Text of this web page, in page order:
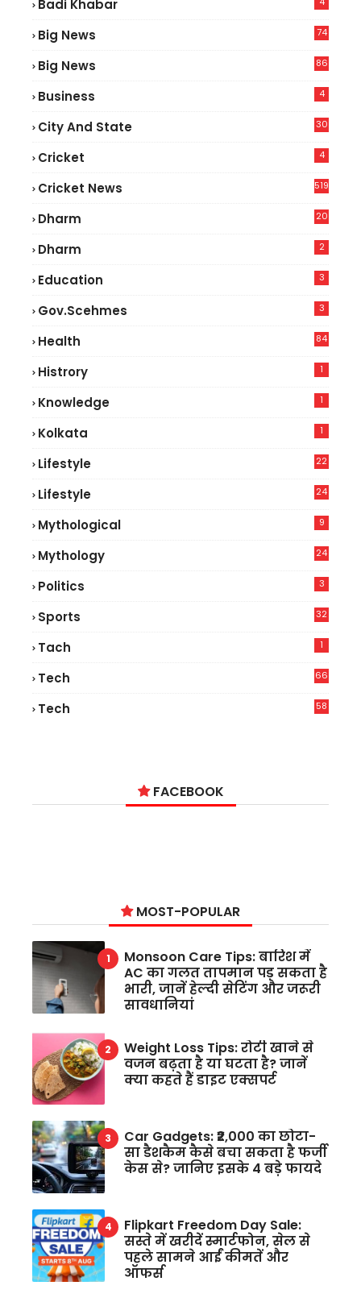
Badi Khabar
Big News
74
Big News
86
Business 4
City And State 30
Cricket 4
Cricket News 519
Dharm 20
Dharm 2
Education 3
Gov.scehmes 3
Health
84
Histrory 1
Knowledge 1
Kolkata 1
Lifestyle
22
Lifestyle
24
Mythological 9
Mythology 24
Politics 3
Sports 32
Tach 1
Tech
66
Tech
58
FACEBOOK
MOST-POPULAR
Monsoon Care Tips: बारिश में
AC का गलत तापमान पड़ सकता है
भारी, जानें हेल्दी सेटिंग और जरूरी
सावधानियां
Weight Loss Tips: रोटी खाने से
वजन बढ़ता है या घटता है? जानें
क्या कहते हैं डाइट एक्सपर्ट
Car Gadgets: ₹2,000 का छोटा-
सा डैशकैम कैसे बचा सकता है फर्जी
केस से? जानिए इसके 4 बड़े फायदे
Flipkart Freedom Day Sale:
सस्ते में खरीदें स्मार्टफोन, सेल से
पहले सामने आईं कीमतें और
ऑफर्स